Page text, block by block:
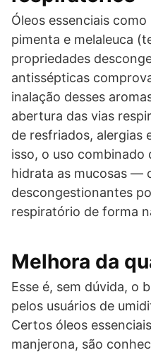
Óleos essenciais
pimenta e melaleuca
propriedades
antissépticas
inalação desses
abertura das vias
de resfriados, alergias
isso, o uso
hidrata as mucosas —
descongestionantes
respiratório de forma
Melhora da
Esse é, sem dúvida, o
pelos usuários de
Certos óleos
manjerona, são